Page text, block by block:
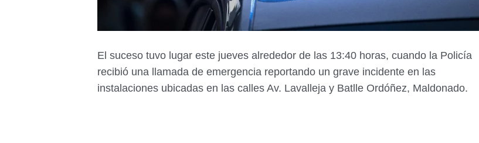
El suceso tuvo lugar este jueves alrededor de las 13:40 horas, cuando la Policía
recibió una llamada de emergencia reportando un grave incidente en las
instalaciones ubicadas en las calles Av. Lavalleja y Batlle Ordóñez, Maldonado.